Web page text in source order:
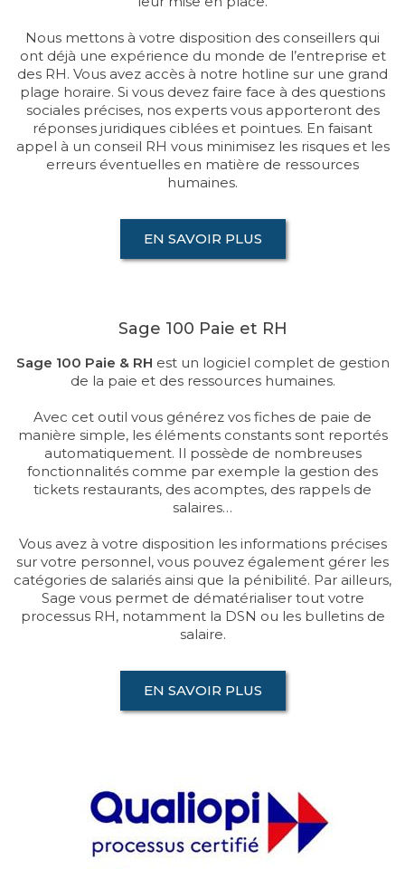
Nous mettons à votre disposition des conseillers qui
ont déjà une expérience du monde de l’entreprise et
des RH. Vous avez accès à notre hotline sur une grand
plage horaire. Si vous devez faire face à des questions
sociales précises, nos experts vous apporteront des
réponses juridiques ciblées et pointues. En faisant
appel à un conseil RH vous minimisez les risques et les
erreurs éventuelles en matière de ressources
humaines.
EN SAVOIR PLUS
Sage 100 Paie et RH
Sage 100 Paie & RH est un logiciel complet de gestion
de la paie et des ressources humaines.
Avec cet outil vous générez vos fiches de paie de
manière simple, les éléments constants sont reportés
automatiquement. Il possède de nombreuses
fonctionnalités comme par exemple la gestion des
tickets restaurants, des acomptes, des rappels de
salaires…
Vous avez à votre disposition les informations précises
sur votre personnel, vous pouvez également gérer les
catégories de salariés ainsi que la pénibilité. Par ailleurs,
Sage vous permet de dématérialiser tout votre
processus RH, notamment la DSN ou les bulletins de
salaire.
EN SAVOIR PLUS